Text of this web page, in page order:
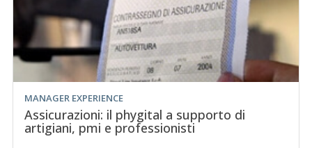
MANAGER EXPERIENCE
Assicurazioni: il phygital a supporto di
artigiani, pmi e professionisti